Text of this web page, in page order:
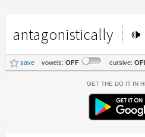
antagonistically
save vowels: OFF cursive:
Get the Do It In